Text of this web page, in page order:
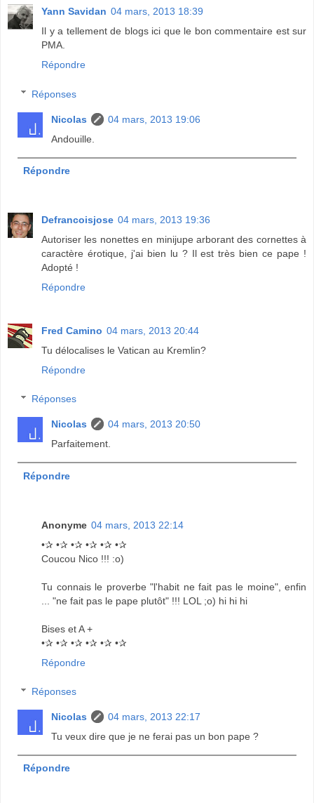
Yann Savidan 04 mars, 2013 18:39
Il y a tellement de blogs ici que le bon commentaire est sur
PMA.
Répondre
Réponses
Nicolas
04 mars, 2013 19:06
Andouille.
Répondre
Defrancoisjose 04 mars, 2013 19:36
Autoriser les nonettes en minijupe arborant des cornettes à
caractère érotique, j'ai bien lu ? Il est très bien ce pape !
Adopté !
Répondre
Fred Camino 04 mars, 2013 20:44
Tu délocalises le Vatican au Kremlin?
Répondre
Réponses
Nicolas
04 mars, 2013 20:50
Parfaitement.
Répondre
Anonyme 04 mars, 2013 22:14
•✰ •✰ •✰ •✰ •✰ •✰
Coucou Nico !!! :o)
Tu connais le proverbe "l'habit ne fait pas le moine", enfin
... "ne fait pas le pape plutôt" !!! LOL ;o) hi hi hi
Bises et A +
•✰ •✰ •✰ •✰ •✰ •✰
Répondre
Réponses
Nicolas
04 mars, 2013 22:17
Tu veux dire que je ne ferai pas un bon pape ?
Répondre